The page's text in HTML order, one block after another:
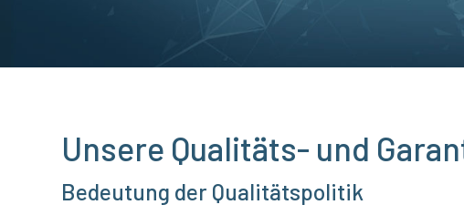
Unsere Qualitäts- und
Bedeutung der Qualitätspolitik